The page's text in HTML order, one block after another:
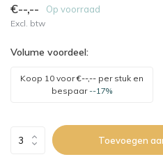
€--,-- Op voorraad
Excl. btw
Volume voordeel:
Koop 10 voor€--,-- per stuk en
bespaar --17%
Toevoegen